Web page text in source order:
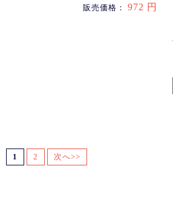
販売価格： 972 円
1 2 次へ>>